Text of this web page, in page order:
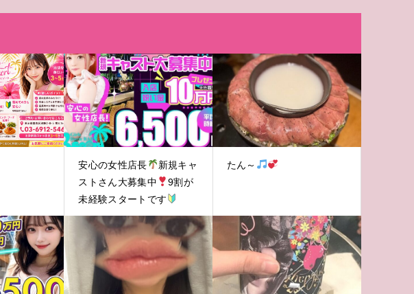
安心の女性店長
新規キャ
ストさん大募集中
9割が
未経験スタートです
たん～